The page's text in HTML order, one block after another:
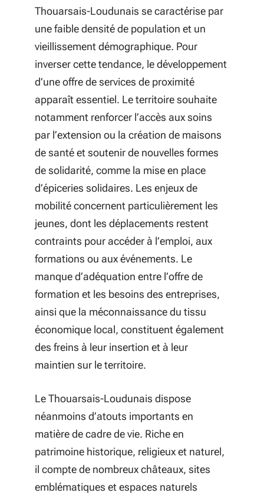
Thouarsais-Loudunais se caractérise par
une faible densité de population et un
vieillissement démographique. Pour
inverser cette tendance, le développement
d’une offre de services de proximité
apparaît essentiel. Le territoire souhaite
notamment renforcer l’accès aux soins
par l’extension ou la création de maisons
de santé et soutenir de nouvelles formes
de solidarité, comme la mise en place
d’épiceries solidaires. Les enjeux de
mobilité concernent particulièrement les
jeunes, dont les déplacements restent
contraints pour accéder à l’emploi, aux
formations ou aux événements. Le
manque d’adéquation entre l’offre de
formation et les besoins des entreprises,
ainsi que la méconnaissance du tissu
économique local, constituent également
des freins à leur insertion et à leur
maintien sur le territoire.
Le Thouarsais-Loudunais dispose
néanmoins d’atouts importants en
matière de cadre de vie. Riche en
patrimoine historique, religieux et naturel,
il compte de nombreux châteaux, sites
emblématiques et espaces naturels